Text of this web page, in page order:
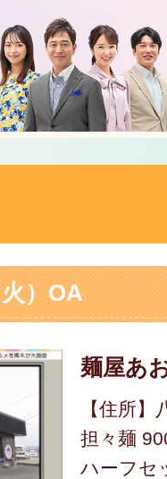
）OA
麺屋あ
【住所
担々麺
ハーフセ